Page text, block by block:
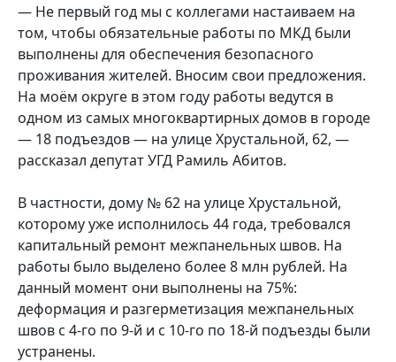
— Не первый год мы с коллегами настаиваем на
том, чтобы обязательные работы по МКД были
выполнены для обеспечения безопасного
проживания жителей. Вносим свои предложения.
На моём округе в этом году работы ведутся в
одном из самых многоквартирных домов в городе
— 18 подъездов — на улице Хрустальной, 62, —
рассказал депутат УГД Рамиль Абитов.
В частности, дому № 62 на улице Хрустальной,
которому уже исполнилось 44 года, требовался
капитальный ремонт межпанельных швов. На
работы было выделено более 8 млн рублей. На
данный момент они выполнены на 75%:
деформация и разгерметизация межпанельных
швов с 4-го по 9-й и с 10-го по 18-й подъезды были
устранены.